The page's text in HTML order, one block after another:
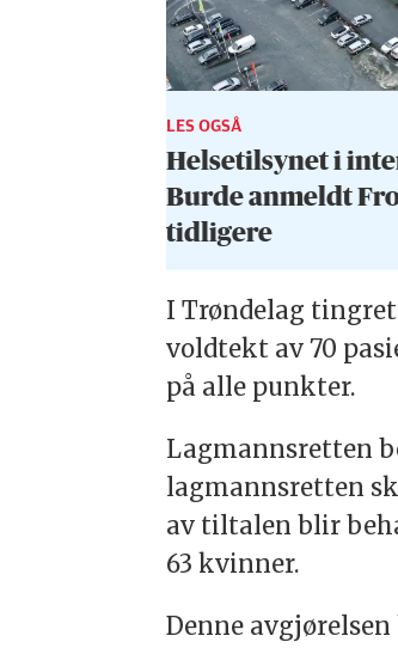
LES OGSÅ
Helsetilsynet i
Burde anmeldt
tidligere
I Trøndelag
voldtekt av 70
på alle punkter.
Lagmannsretten
lagmannsretten
av tiltalen blir
63 kvinner.
Denne